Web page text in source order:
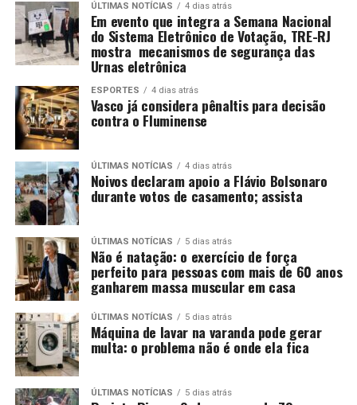
ÚLTIMAS NOTÍCIAS 4 dias atrás
Em evento que integra a Semana Nacional
do Sistema Eletrônico de Votação, TRE-RJ
mostra mecanismos de segurança das
Urnas eletrônica
ESPORTES 4 dias atrás
Vasco já considera pênaltis para decisão
contra o Fluminense
ÚLTIMAS NOTÍCIAS 4 dias atrás
Noivos declaram apoio a Flávio Bolsonaro
durante votos de casamento; assista
ÚLTIMAS NOTÍCIAS 5 dias atrás
Não é natação: o exercício de força
perfeito para pessoas com mais de 60 anos
ganharem massa muscular em casa
ÚLTIMAS NOTÍCIAS 5 dias atrás
Máquina de lavar na varanda pode gerar
multa: o problema não é onde ela fica
ÚLTIMAS NOTÍCIAS 5 dias atrás